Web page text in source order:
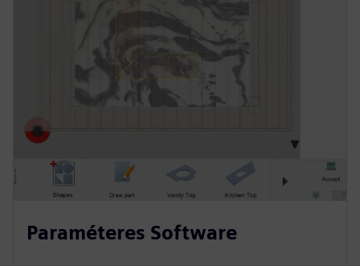
Paraméteres Software